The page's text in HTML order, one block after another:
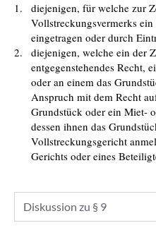
1.
diejenigen, für welche zur
Vollstreckungsvermerks
eingetragen oder durch
2.
diejenigen, welche ein der
entgegenstehendes Recht,
oder an einem das
Anspruch mit dem Recht
Grundstück oder ein Miet-
dessen ihnen das
Vollstreckungsgericht
Gerichts oder eines
Diskussion zu § 9